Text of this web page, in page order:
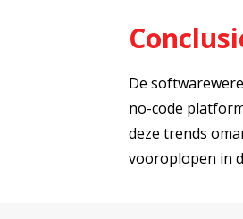
De
no-code
deze trends
vooroplopen in